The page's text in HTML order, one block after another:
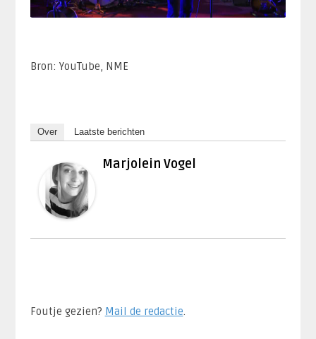
Bron: YouTube, NME
Over Laatste berichten
Marjolein Vogel
Foutje gezien? Mail de redactie.​